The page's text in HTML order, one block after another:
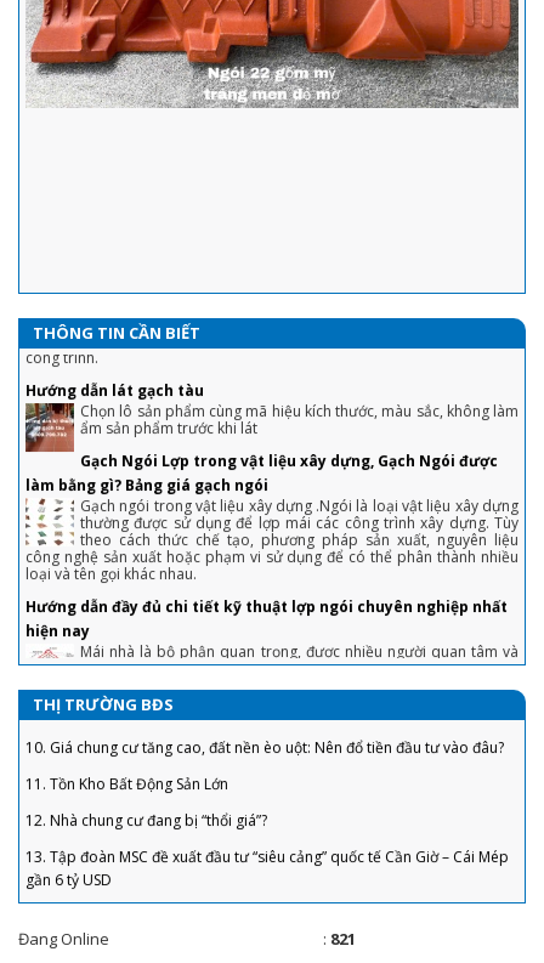
THÔNG TIN CẦN BIẾT
Ngói tráng men Prime - Đặc điểm, các mẫu ngói thông dụng và
công trình.
Hướng dẫn lát gạch tàu
ẩm sản phẩm trước khi lát
Gạch Ngói Lợp trong vật liệu xây dựng, Gạch Ngói được
làm bằng gì? Bảng giá gạch ngói
Gạch ngói trong vật liệu xây dựng .Ngói là loại vật liệu xây dựng
thường được sử dụng để lợp mái các công trình xây dựng. Tùy
theo cách thức chế tạo, phương pháp sản xuất, nguyên liệu
công nghệ sản xuất hoặc phạm vi sử dụng để có thể phân thành nhiều
loại và tên gọi khác nhau.
Hướng dẫn đầy đủ chi tiết kỹ thuật lợp ngói chuyên nghiệp nhất
Mái nhà là bộ phận quan trọng, được nhiều người quan tâm và
lưu ý khi thiết kế, thi công nhà ở. Để phát huy hết tính năng của
mái nhà, bạn cần biết cách lợp ngói đúng kỹ thuật
Độ dốc mái ngói thường lớn hơn so với mái tôn và các loại mái
khác. Cụ thể, độ dốc mái ngói bao nhiêu là hợp lý, cách tính ra
sao? Mời bạn tham khảo trong bài viết dưới đây.
XÁC NHẤT
Đối với một ngôi nhà, kiến trúc đóng vai trò quan trọng trong
việc tạo nét đẹp và tính thẩm mỹ cao.
Vì sao nên dùng sơn chống cháy trong xây dựng?
Không phải ngẫu nhiên mà sơn chống cháy được xem là phương
pháp chống cháy thụ động mang đến hiệu quả cao
THÔNG TIN CẦN BIẾT: MỘT SỐ CHÍNH SÁCH, QUY ĐỊNH MỚI
THỊ TRƯỜNG BĐS
1. Chiêu tránh sập bẫy khi mua nhà lần đầu tiết kiệm cả đống tiền
2. Tuyệt chiêu trả giá nhà đất, mua 'hời' ăn lộc trăm triệu
3. Chiêu bán nhà không cần qua môi giới, khách tranh hỏi được giá 'chốt'
nhanh
4. Sai lầm để đời khiến người vay tiền ngân hàng mua nhà phải “gánh nợ”
5. “Bỏng tay” với giá bán căn hộ ở TP. Hồ Chí Minh
6. Bất động sản tăng ưu đãi để thoát hàng "ế"
7. Doanh nghiệp bất động sản huy động vốn lãi suất ‘không tưởng’, Bộ
Xây dựng nói gì?
8. Dự án đủ pháp lý ra thị trường BĐS chỉ “đếm trên đầu ngón tay”
10. Giá chung cư tăng cao, đất nền èo uột: Nên đổ tiền đầu tư vào đâu?
11. Tồn Kho Bất Động Sản Lớn
12. Nhà chung cư đang bị “thổi giá”?
13. Tập đoàn MSC đề xuất đầu tư “siêu cảng” quốc tế Cần Giờ – Cái Mép
14. Đã xong móng nhà ga sân bay Long Thành, sẵn sàng khởi công
16. Bất động sản miền Tây Nam bộ giá còn mềm vì “điểm nghẽn” giao
Đang Online : 821